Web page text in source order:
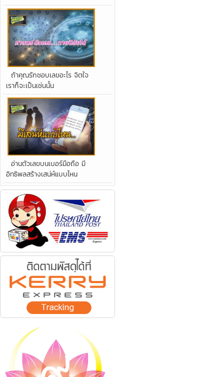
ถ้าคุณรักชอบเลขอะไร จิตใจ
เราก็จะเป็นเช่นนั้น
อ่านตัวเลขบนเบอร์มือถือ มี
อิทธิพลสร้างเสน่ห์แบบไหน